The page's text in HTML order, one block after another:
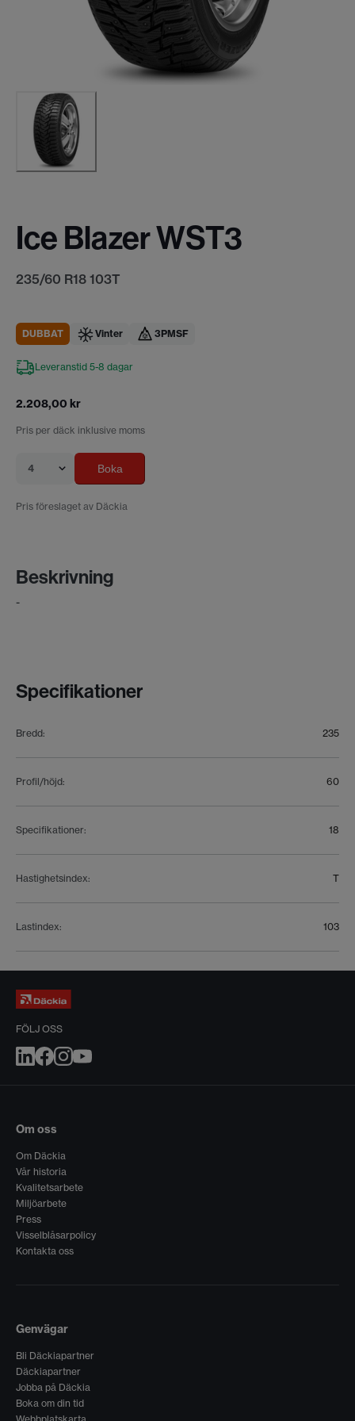
Ice Blazer WST3
235/60 R18 103T
DUBBAT Vinter 3PMSF
Leveranstid 5-8 dagar
2.208,00 kr
Pris per däck inklusive moms
4 Boka
Pris föreslaget av Däckia
Beskrivning
-
Specifikationer
Bredd: 235
Profil/höjd: 60
Specifikationer: 18
Hastighetsindex: T
Lastindex: 103
FÖLJ OSS
Om oss
Om Däckia
Vår historia
Kvalitetsarbete
Miljöarbete
Press
Visselblåsarpolicy
Kontakta oss
Genvägar
Bli Däckiapartner
Däckiapartner
Jobba på Däckia
Boka om din tid